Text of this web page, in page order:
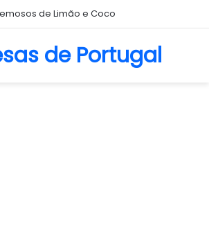
de Limão e Coco
de Portugal